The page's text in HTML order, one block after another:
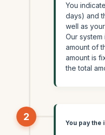
You
days) and
well as
Our
amount of
amount is
the total
2
You pay the